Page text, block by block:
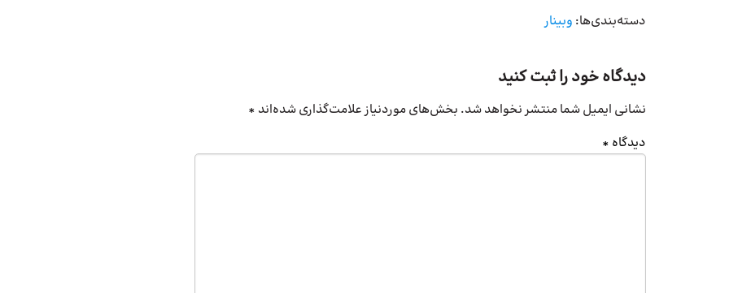
دسته‌بندی‌ها: وبینار
دیدگاه خود را ثبت کنید
نشانی ایمیل شما منتشر نخواهد شد. بخش‌های موردنیاز علامت‌گذاری شده‌اند *
دیدگاه *